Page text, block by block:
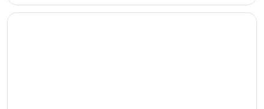
..."
S’ouvre dans une nouvelle fenêtre
Ocean Blue & Sand Beach Resort - All Inclusive